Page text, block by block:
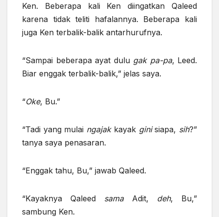
Ken. Beberapa kali Ken diingatkan Qaleed
karena tidak teliti hafalannya. Beberapa kali
juga Ken terbalik-balik antarhurufnya.
“Sampai beberapa ayat dulu gak pa-pa, Leed.
Biar enggak terbalik-balik,” jelas saya.
“Oke, Bu.”
“Tadi yang mulai ngajakkayak ginisiapa, sih?”
tanya saya penasaran.
“Enggak tahu, Bu,” jawab Qaleed.
“Kayaknya Qaleed samaAdit, deh, Bu,”
sambung Ken.